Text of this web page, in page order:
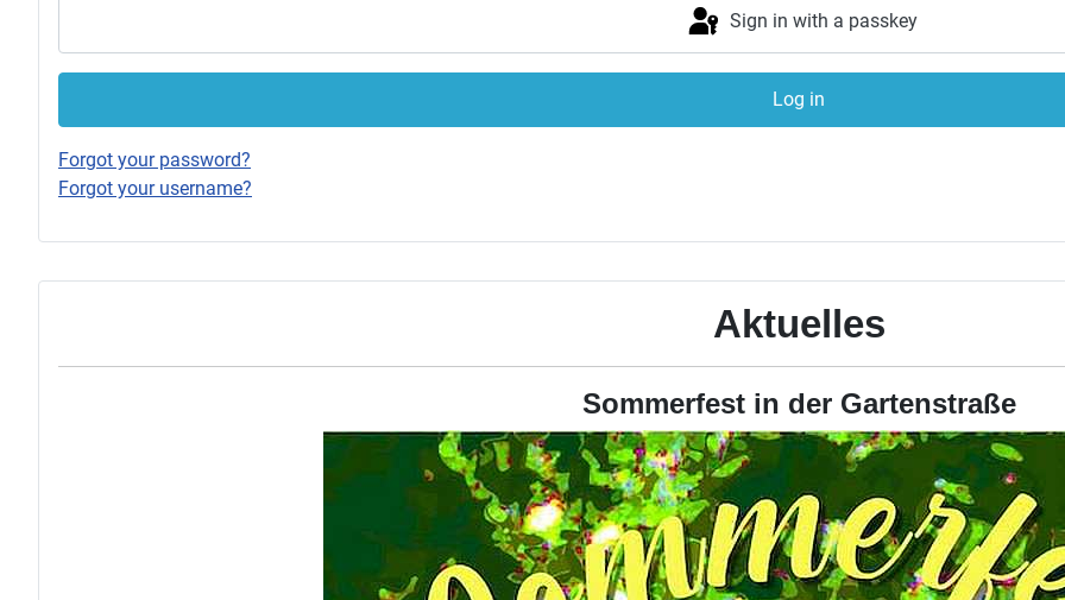
Aktuelles
Sommerfest in der Gartenstraße
Sign in with a passkey
Log in
Forgot your password?
Forgot your username?